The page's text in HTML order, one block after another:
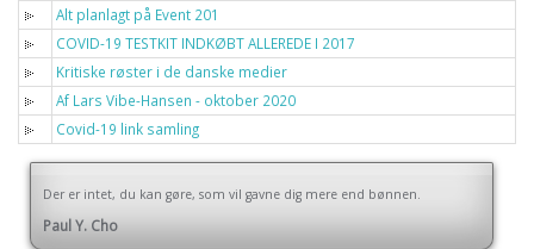
Alt planlagt på Event 201
COVID-19 TESTKIT INDKØBT ALLEREDE I 2017
Kritiske røster i de danske medier
Af Lars Vibe-Hansen - oktober 2020
Covid-19 link samling
Der er intet, du kan gøre, som vil gavne dig mere end bønnen.
Paul Y. Cho